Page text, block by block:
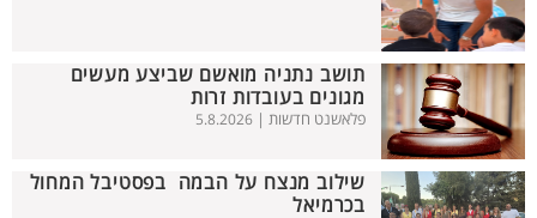
תושב נתניה מואשם שביצע מעשים
מגונים בעובדות זרות
פלאשנט חדשות | 5.8.2026
שילוב מנצח על הבמה בפסטיבל המחול
בכרמיאל